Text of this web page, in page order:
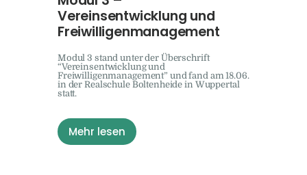
Vereinsentwicklung und
Freiwilligenmanagement
Modul 3 stand unter der Überschrift
“Vereinsentwicklung und
Freiwilligenmanagement” und fand am 18.06.
in der Realschule Boltenheide in Wuppertal
statt.
Mehr lesen